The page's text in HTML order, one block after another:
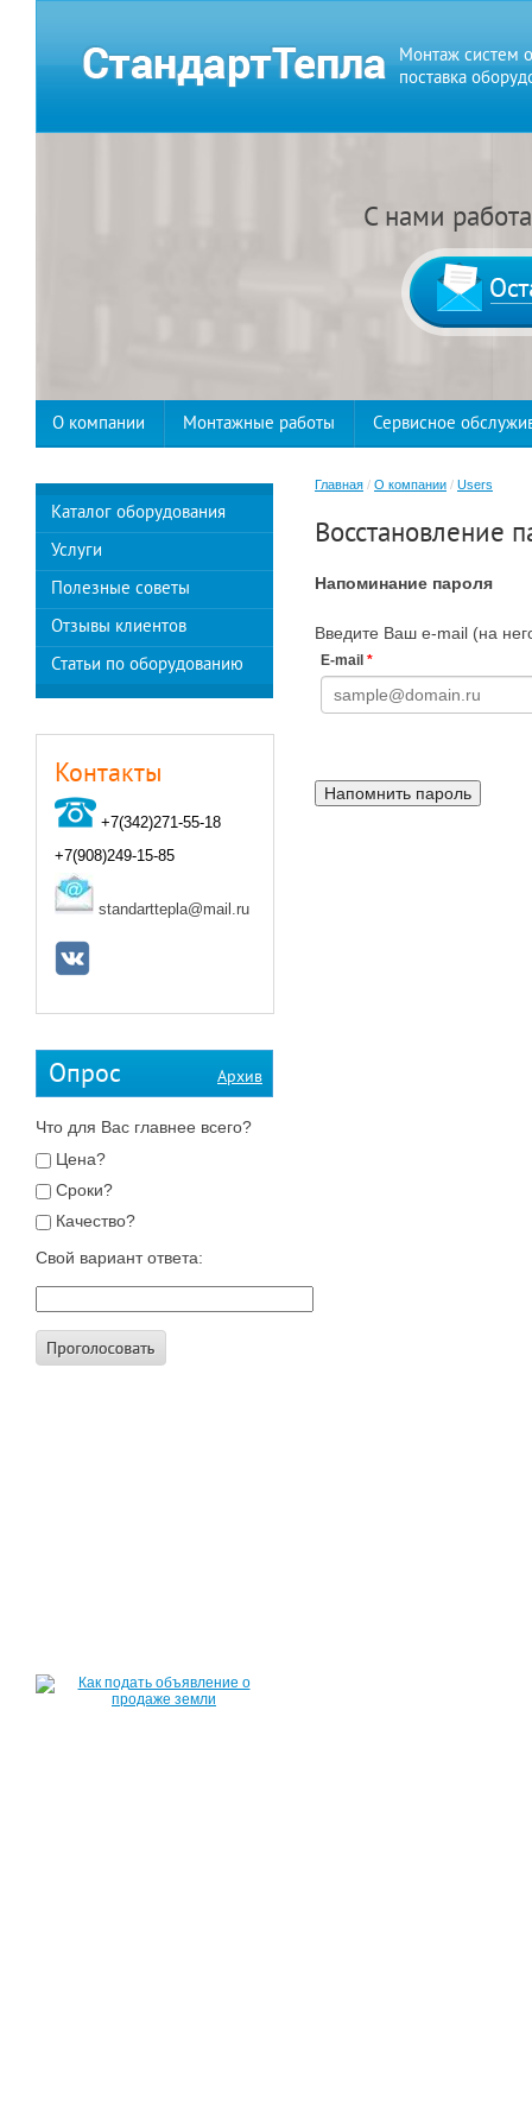
Монтаж систем
поставка
С нами
О компании Монтажные работы Сервисное
Главная / О компании / Users
Восстановление
Напоминание пароля
Введите Ваш e-mail (на
E-mail *
Каталог оборудования
Услуги
Полезные советы
Отзывы клиентов
Статьи по оборудованию
Контакты
+7(342)271-55-18
+7(908)249-15-85
standarttepla@mail.ru
Опрос Архив
Что для Вас главнее всего?
Цена?
Сроки?
Качество?
Свой вариант ответа: